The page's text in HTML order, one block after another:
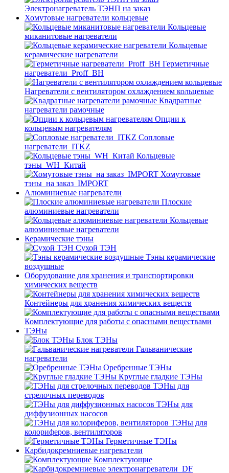
Электронагреватель ТЭНП на заказ
Хомутовые нагреватели кольцевые
Кольцевые
миканитовые нагреватели
Кольцевые
керамические нагреватели
Герметичные
нагреватели_Proff_BH
Нагреватели с вентилятором охлаждением кольцевые
Квадратные
нагреватели рамочные
Опции к
кольцевым нагревателям
Cопловые
нагреватели_ITKZ
Кольцевые
тэны_WH_Китай
Хомутовые
тэны_на заказ_IMPORT
Алюминиевые нагреватели
Плоские
алюминиевые нагреватели
Кольцевые
алюминиевые нагреватели
Керамические тэны
Сухой ТЭН
Тэны керамические
воздушные
Оборудование для хранения и транспортировки
химических веществ
Контейнеры для хранения химических веществ
Комплектующие для работы с опасными веществами
ТЭНы
Блок ТЭНы
Гальванические
нагреватели
Оребренные ТЭНы
Круглые гладкие ТЭНы
ТЭНы для
стрелочных переводов
ТЭНы для
диффузионных насосов
ТЭНы для
колориферов, вентиляторов
Герметичные ТЭНы
Карбидокремниевые нагреватели
Комплектующие